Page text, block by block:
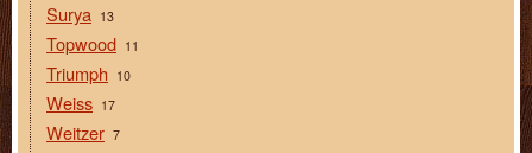
Surya 13
Topwood 11
Triumph 10
Weiss 17
Weitzer 7